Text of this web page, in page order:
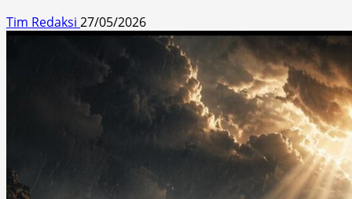
Tim Redaksi 27/05/2026